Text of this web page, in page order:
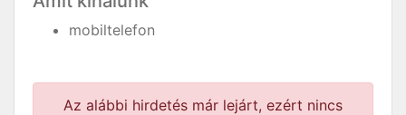
mobiltelefon
Az alábbi hirdetés már lejárt, ezért nincs